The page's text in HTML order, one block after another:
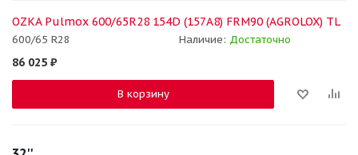
OZKA Pulmox 600/65R28 154D (157A8) FRM90 (AGROLOX) TL
600/65 R28 Наличие: Достаточно
86 025 ₽
В корзину